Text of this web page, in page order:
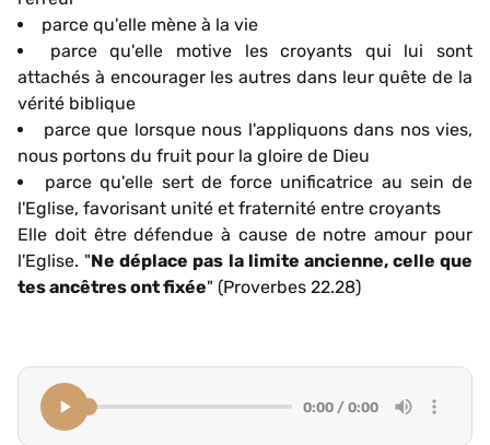
parce qu'elle mène à la vie
parce qu'elle motive les croyants qui lui sont
attachés à encourager les autres dans leur quête de la
vérité biblique
parce que lorsque nous l'appliquons dans nos vies,
nous portons du fruit pour la gloire de Dieu
parce qu'elle sert de force unificatrice au sein de
l'Eglise, favorisant unité et fraternité entre croyants
Elle doit être défendue à cause de notre amour pour
l'Eglise. "Ne déplace pas la limite ancienne, celle que
tes ancêtres ont fixée" (Proverbes 22.28)
0:00 / 0:00